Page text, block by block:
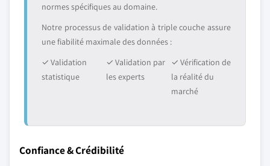
normes spécifiques au domaine.
Notre processus de validation à triple couche assure
une fiabilité maximale des données :
✓ Validation
statistique
✓ Validation par
les experts
✓ Vérification de
la réalité du
marché
Confiance & Crédibilité